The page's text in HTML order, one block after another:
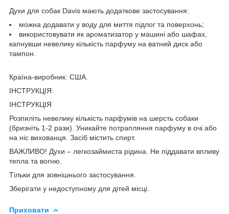
Духи для собак Davis мають додаткове застосування:
можна додавати у воду для миття підлог та поверхонь;
використовувати як ароматизатор у машині або шафах,
капнувши невелику кількість парфуму на ватний диск або
тампон.
Країна-виробник: США.
ІНСТРУКЦІЯ:
ІНСТРУКЦІЯ
Розпиліть невелику кількість парфумів на шерсть собаки
(бризніть 1-2 рази). Уникайте потрапляння парфуму в очі або
на ніс вихованця. Засіб містить спирт.
ВАЖЛИВО! Духи – легкозаймиста рідина. Не піддавати впливу
тепла та вогню.
Тільки для зовнішнього застосування.
Зберігати у недоступному для дітей місці.
Приховати